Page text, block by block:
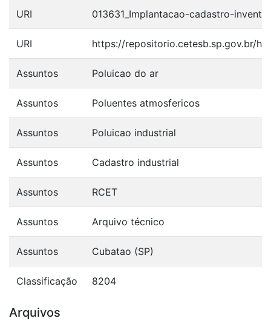
URI 013631_Implantacao-cadastro-
URI https://repositorio.cetesb.sp.gov.br/
Assuntos Poluicao do ar
Assuntos Poluentes atmosfericos
Assuntos Poluicao industrial
Assuntos Cadastro industrial
Assuntos RCET
Assuntos Arquivo técnico
Assuntos Cubatao (SP)
Classificação 8204
Arquivos